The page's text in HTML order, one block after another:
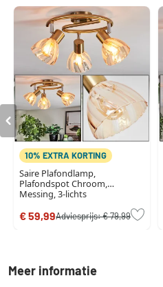
10% EXTRA KORTING
Saire Plafondlamp,
Plafondspot Chroom,
Messing, 3-lichts
€ 59,99Adviesprijs:€ 79,99
Meer informatie